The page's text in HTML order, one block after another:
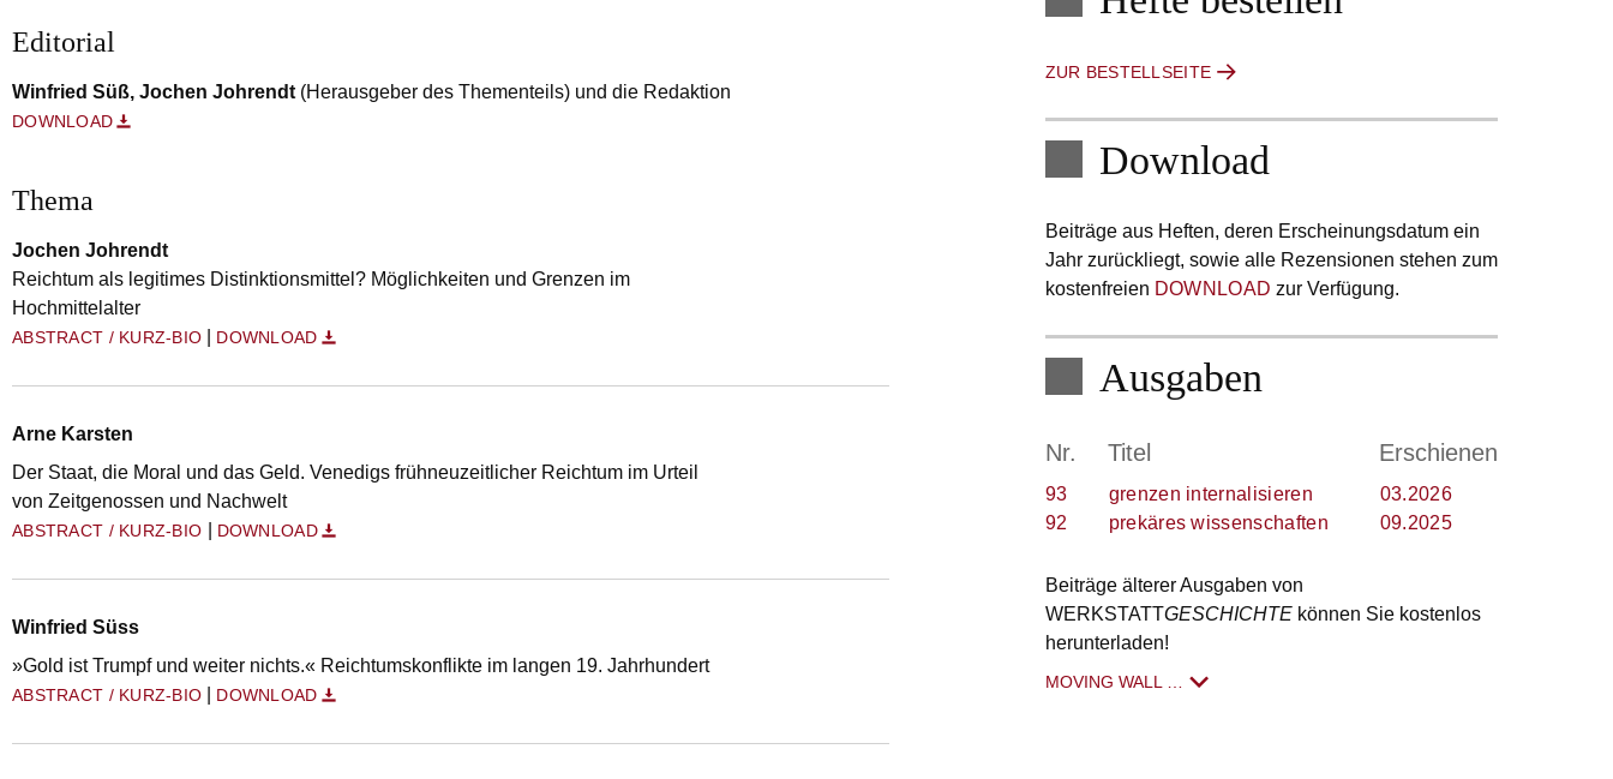
Editorial
Winfried Süß, Jochen Johrendt (Herausgeber des Thementeils) und die Redaktion
DOWNLOAD
Thema
Jochen Johrendt
Reichtum als legitimes Distinktionsmittel? Möglichkeiten und Grenzen im
Hochmittelalter
ABSTRACT / KURZ-BIO DOWNLOAD
Arne Karsten
Der Staat, die Moral und das Geld. Venedigs frühneuzeitlicher Reichtum im Urteil
von Zeitgenossen und Nachwelt
ABSTRACT / KURZ-BIO DOWNLOAD
Winfried Süss
»Gold ist Trumpf und weiter nichts.« Reichtumskonflikte im langen 19. Jahrhundert
ABSTRACT / KURZ-BIO DOWNLOAD
ZUR BESTELLSEITE
Download
Beiträge aus Heften, deren Erscheinungsdatum ein
Jahr zurückliegt, sowie alle Rezensionen stehen zum
kostenfreien DOWNLOAD zur Verfügung.
Ausgaben
Nr. Titel Erschienen
93 grenzen internalisieren
03.2026
92
prekäres wissenschaften 09.2025
Beiträge älterer Ausgaben von
WERKSTATTGESCHICHTEkönnen Sie kostenlos
herunterladen!
MOVING WALL …